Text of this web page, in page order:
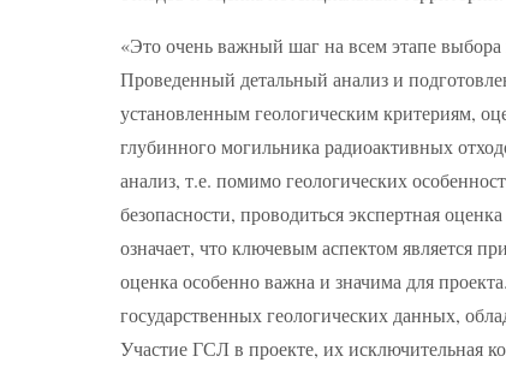
«Это очень важный шаг на всем этапе
Проведенный детальный анализ и
установленным геологическим критериям,
глубинного могильника радиоактивных
анализ, т.е. помимо геологических
безопасности, проводиться экспертная
означает, что ключевым аспектом является
оценка особенно важна и значима для
государственных геологических данных,
Участие ГСЛ в проекте, их исключительная